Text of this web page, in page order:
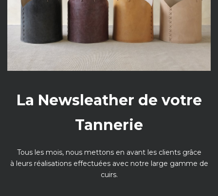
La Newsleather de votre
Tannerie
Tous les mois, nous mettons en avant les clients grâce
à leurs réalisations effectuées avec notre large gamme de
cuirs.